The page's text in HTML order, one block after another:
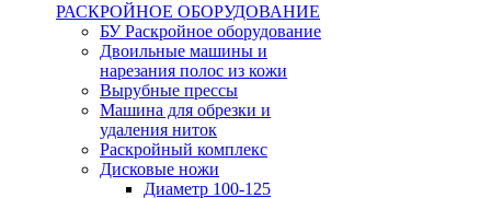
РАСКРОЙНОЕ ОБОРУДОВАНИЕ
БУ Раскройное оборудование
Двоильные машины и
нарезания полос из кожи
Вырубные прессы
Машина для обрезки и
удаления ниток
Раскройный комплекс
Дисковые ножи
Диаметр 100-125